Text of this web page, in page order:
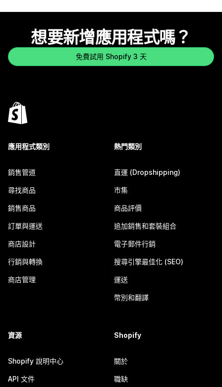
想要新增應用程式嗎？
免費試用 Shopify 3 天
應用程式類別
銷售管道
尋找商品
銷售商品
訂單與運送
商店設計
行銷與轉換
商店管理
熱門類別
直運 (Dropshipping)
市集
商品評價
追加銷售和套裝組合
電子郵件行銷
搜尋引擎最佳化 (SEO)
運送
幣別和翻譯
資源
Shopify 說明中心
API 文件
Shopify
關於
職缺